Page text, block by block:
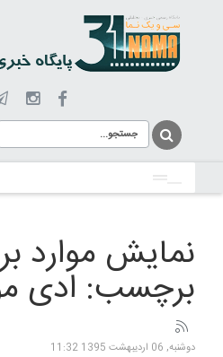
نمایش موارد
برچسب: ادی
دوشنبه, 06 ارديبهشت 1395 11:32